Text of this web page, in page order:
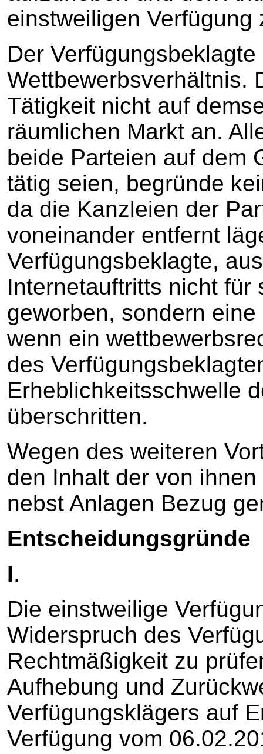
einstweiligen Verfügung
Der
Wettbewerbsverhältnis.
Tätigkeit nicht auf
räumlichen Markt an.
beide Parteien auf dem
tätig seien, begründe
da die Kanzleien der
voneinander entfernt
Verfügungsbeklagte,
Internetauftritts nicht für
geworben, sondern
wenn ein
des
Erheblichkeitsschwelle
überschritten.
Wegen des weiteren
den Inhalt der von
nebst Anlagen Bezug
Entscheidungsgründe
I.
Die einstweilige
Widerspruch des
Rechtmäßigkeit zu
Aufhebung und
Verfügungsklägers auf
Verfügung vom